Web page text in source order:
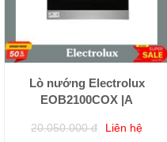
Lò nướng Electrolux
EOB2100COX |A
20.050.000 đ Liên hệ